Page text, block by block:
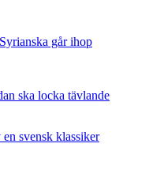
går ihop
svensk klassiker